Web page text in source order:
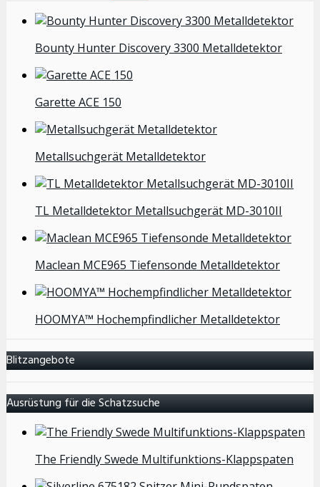
Bounty Hunter Discovery 3300 Metalldetektor
Garette ACE 150
Metallsuchgerät Metalldetektor
TL Metalldetektor Metallsuchgerät MD-3010II
Maclean MCE965 Tiefensonde Metalldetektor
HOOMYA™ Hochempfindlicher Metalldetektor
Blitzangebote
Ausrüstung für die Schatzsuche
The Friendly Swede Multifunktions-Klappspaten